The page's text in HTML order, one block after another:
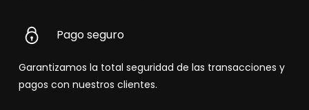
Pago seguro
Garantizamos la total seguridad de las transacciones y
pagos con nuestros clientes.